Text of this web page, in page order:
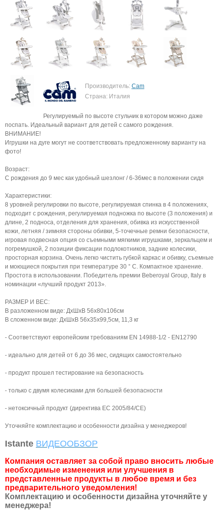
Производитель: Cam
Страна: Италия
Регулируемый по высоте стульчик в котором можно даже
поспать. Идеальный вариант для детей с самого рождения.
ВНИМАНИЕ!
Игрушки на дуге могут не соответствовать предложенному варианту на
фото!
Возраст:
С рождения до 9 мес как удобный шезлонг / 6-36мес в положении сидя
Характеристики:
8 уровней регулировки по высоте, регулируемая спинка в 4 положениях,
подходит с рождения, регулируемая подножка по высоте (3 положения) и
длине, 2 подноса, отделения для хранения, обивка из искусственной
кожи, летняя / зимняя стороны обивки, 5-точечные ремни безопасности,
игровая подвесная опция со съемными мягкими игрушками, зеркальцем и
погремушкой, 2 позиции фиксации подлокотников, задние колесики,
просторная корзина. Очень легко чистить губкой каркас и обивку, съемные
и моющиеся покрытия при температуре 30 ° C. Компактное хранение.
Простота в использовании. Победитель премии Beberoyal Group, Italy в
номинации «лучший продукт 2013».
РАЗМЕР И ВЕС:
В разложенном виде: ДхШхВ 56х80х106см
В сложенном виде: ДхШхВ 56х35х99,5см, 11,3 кг
- Соответствуют европейским требованиям EN 14988-1/2 - EN12790
- идеально для детей от 6 до 36 мес, сидящих самостоятельно
- продукт прошел тестирование на безопасность
- только с двумя колесиками для большей безопасности
- нетоксичный продукт (директива ЕС 2005/84/CE)
Уточняйте комплектацию и особенности дизайна у менеджеров!
Istante ВИДЕООБЗОР
Компания оставляет за собой право вносить любые
необходимые изменения или улучшения в
представленные продукты в любое время и без
предварительного уведомления!
Комплектацию и особенности дизайна уточняйте у
менеджера!